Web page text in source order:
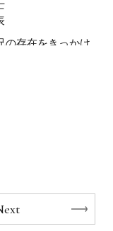
「親・家・片」
でできてしま
もった「想活」に
の存在をきっかけ
手企業でのセミ
ド」など、各メ